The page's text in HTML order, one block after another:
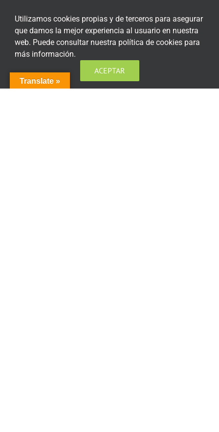
Aviso Legal
Política de privacidad
Política de privacidad Redes Sociales
Política de cookies
Translate »
Utilizamos cookies propias y de terceros para asegurar
que damos la mejor experiencia al usuario en nuestra
web. Puede consultar nuestra política de cookies para
más información.
ACEPTAR